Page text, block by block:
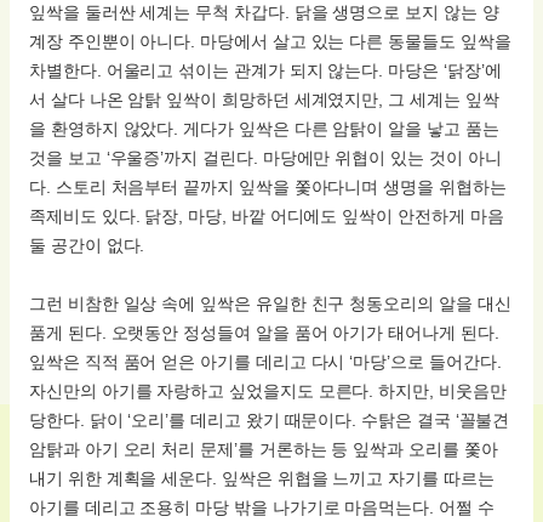
잎싹을 둘러싼 세계는 무척 차갑다. 닭을 생명으로 보지 않는 양
계장 주인뿐이 아니다. 마당에서 살고 있는 다른 동물들도 잎싹을
차별한다. 어울리고 섞이는 관계가 되지 않는다. 마당은 ‘닭장’에
서 살다 나온 암탉 잎싹이 희망하던 세계였지만, 그 세계는 잎싹
을 환영하지 않았다. 게다가 잎싹은 다른 암탉이 알을 낳고 품는
것을 보고 ‘우울증’까지 걸린다. 마당에만 위협이 있는 것이 아니
다. 스토리 처음부터 끝까지 잎싹을 쫓아다니며 생명을 위협하는
족제비도 있다. 닭장, 마당, 바깥 어디에도 잎싹이 안전하게 마음
둘 공간이 없다.
그런 비참한 일상 속에 잎싹은 유일한 친구 청동오리의 알을 대신
품게 된다. 오랫동안 정성들여 알을 품어 아기가 태어나게 된다.
잎싹은 직적 품어 얻은 아기를 데리고 다시 ‘마당’으로 들어간다.
자신만의 아기를 자랑하고 싶었을지도 모른다. 하지만, 비웃음만
당한다. 닭이 ‘오리’를 데리고 왔기 때문이다. 수탉은 결국 ‘꼴불견
암탉과 아기 오리 처리 문제’를 거론하는 등 잎싹과 오리를 쫓아
내기 위한 계획을 세운다. 잎싹은 위협을 느끼고 자기를 따르는
아기를 데리고 조용히 마당 밖을 나가기로 마음먹는다. 어쩔 수